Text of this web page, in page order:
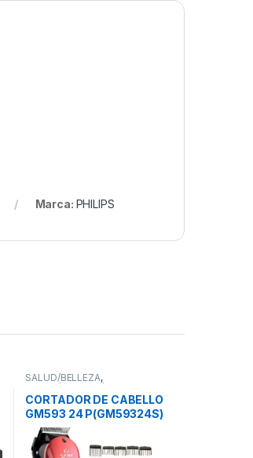
Marca: PHILIPS
SALUD/BELLEZA,
SALUD/BELLEZA/FITNESS
CORTADORAS DE PELO
CORTADOR DE CABELLO
GM593 24 P(GM59324S)